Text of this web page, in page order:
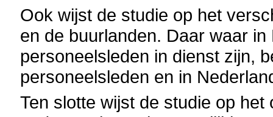
Ook wijst de studie op het
en de buurlanden. Daar waar
personeelsleden in dienst zijn,
personeelsleden en in
Ten slotte wijst de studie op